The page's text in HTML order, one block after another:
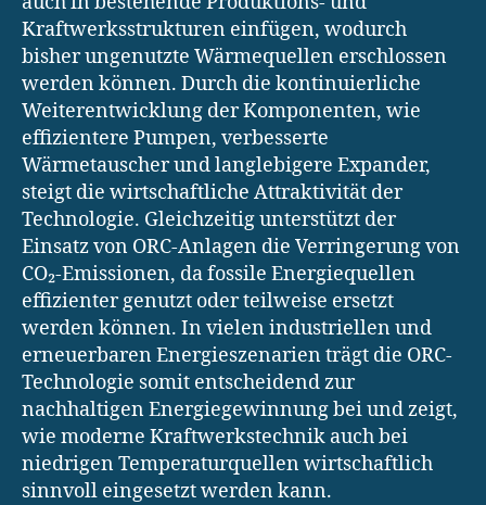
Kraftwerksstrukturen einfügen, wodurch
bisher ungenutzte Wärmequellen erschlossen
werden können. Durch die kontinuierliche
Weiterentwicklung der Komponenten, wie
effizientere Pumpen, verbesserte
Wärmetauscher und langlebigere Expander,
steigt die wirtschaftliche Attraktivität der
Technologie. Gleichzeitig unterstützt der
Einsatz von ORC-Anlagen die Verringerung von
CO₂-Emissionen, da fossile Energiequellen
effizienter genutzt oder teilweise ersetzt
werden können. In vielen industriellen und
erneuerbaren Energieszenarien trägt die ORC-
Technologie somit entscheidend zur
nachhaltigen Energiegewinnung bei und zeigt,
wie moderne Kraftwerkstechnik auch bei
niedrigen Temperaturquellen wirtschaftlich
sinnvoll eingesetzt werden kann.